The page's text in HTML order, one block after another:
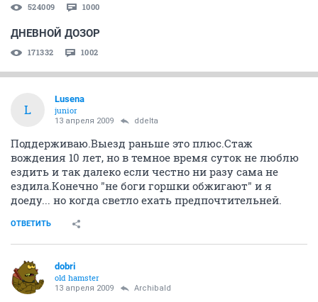
524009 1000
ДНЕВНОЙ ДОЗОР
171332 1002
L
Lusena
junior
13 апреля 2009 ddelta
Поддерживаю.Выезд раньше это плюс.Стаж
вождения 10 лет, но в темное время суток не люблю
ездить и так далеко если честно ни разу сама не
ездила.Конечно "не боги горшки обжигают" и я
доеду... но когда светло ехать предпочтительней.
ОТВЕТИТЬ
dobri
old hamster
13 апреля 2009 Archibald